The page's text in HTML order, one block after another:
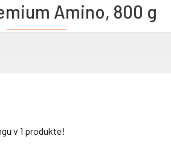
Amino, 800 g
v 1 produkte!